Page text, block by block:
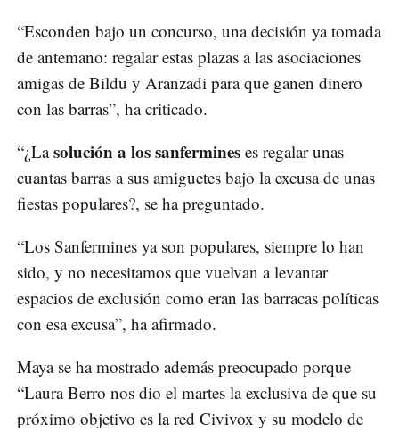
“Esconden bajo un concurso, una decisión ya tomada
de antemano: regalar estas plazas a las asociaciones
amigas de Bildu y Aranzadi para que ganen dinero
con las barras”, ha criticado.
“¿Lasolución a los sanfermines es regalar unas
cuantas barras a sus amiguetes bajo la excusa de unas
fiestas populares?, se ha preguntado.
“Los Sanfermines ya son populares, siempre lo han
sido, y no necesitamos que vuelvan a levantar
espacios de exclusión como eran las barracas políticas
con esa excusa”, ha afirmado.
Maya se ha mostrado además preocupado porque
“Laura Berro nos dio el martes la exclusiva de que su
próximo objetivo es la red Civivox y su modelo de